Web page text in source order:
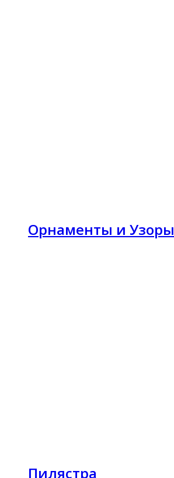
Орнаменты и Узоры
Пилястра